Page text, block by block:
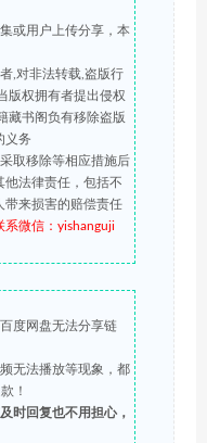
或用户上传分享，本
,对非法转载,盗版行
版权拥有者提出侵权
藏书阁负有移除盗版
义务
取移除等相应措施后
他法律责任，包括不
带来损害的赔偿责任
系微信：yishanguji
度网盘无法分享链
无法播放等现象，都
！
时回复也不用担心，